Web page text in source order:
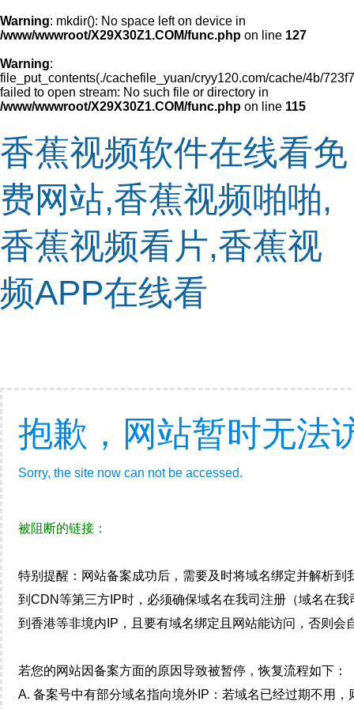
Warning: mkdir(): No space left on device in
/www/wwwroot/X29X30Z1.COM/func.php on line 127
Warning:
file_put_contents(./cachefile_yuan/cryy120.com/cache/4b/
failed to open stream: No such file or directory in
/www/wwwroot/X29X30Z1.COM/func.php on line 115
香蕉视频软件在线看免
费网站,香蕉视频啪啪,
香蕉视频看片,香蕉视
频APP在线看
抱歉，网站暂时无法
Sorry, the site now can not be accessed.
被阻断的链接：
特别提醒：网站备案成功后，需要及时将域名绑定并解析
到CDN等第三方IP时，必须确保域名在我司注册（域名在
到香港等非境内IP，且要有域名绑定且网站能访问，否则
若您的网站因备案方面的原因导致被暂停，恢复流程如下：
A. 备案号中有部分域名指向境外IP：若域名已经过期不用